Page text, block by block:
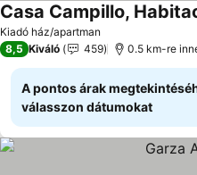
Kiadó ház/apartman
Casa Campillo,
8,5 Kiváló 459 0.5 km-re
A pontos árak
válasszon dátumokat